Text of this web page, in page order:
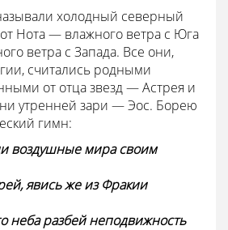
холодный северный
Нота — влажного ветра с Юга
ветра с Запада. Все они,
считались родными
от отца звезд — Астрея и
утренней зари — Эос. Борею
гимн:
воздушные мира своим
явись же из Фракии
неба разбей неподвижность